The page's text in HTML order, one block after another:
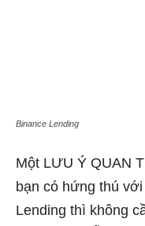
Binance Lending
Một LƯU Ý QUAN
bạn có hứng thú
Lending thì không